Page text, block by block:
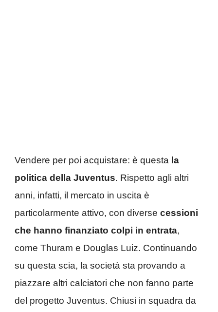
Vendere per poi acquistare: è questa la
politica della Juventus. Rispetto agli altri
anni, infatti, il mercato in uscita è
particolarmente attivo, con diverse cessioni
che hanno finanziato colpi in entrata,
come Thuram e Douglas Luiz. Continuando
su questa scia, la società sta provando a
piazzare altri calciatori che non fanno parte
del progetto Juventus. Chiusi in squadra da